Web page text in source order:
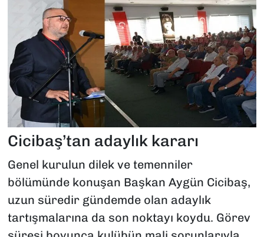
Cicibaş’tan adaylık kararı
Genel kurulun dilek ve temenniler
bölümünde konuşan Başkan Aygün Cicibaş,
uzun süredir gündemde olan adaylık
tartışmalarına da son noktayı koydu. Görev